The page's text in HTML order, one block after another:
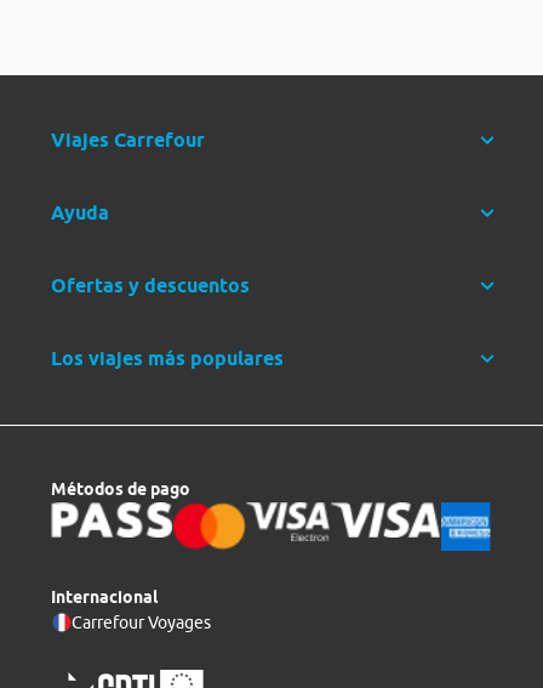
Viajes Carrefour
Ayuda
Ofertas y descuentos
Los viajes más populares
Métodos de pago
Internacional
Carrefour Voyages